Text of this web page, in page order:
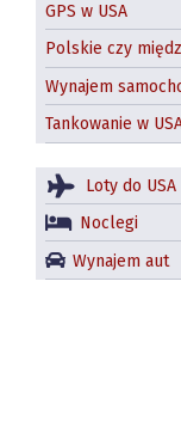
GPS w USA
Polskie czy
Wynajem
Tankowanie w
Loty do USA
Noclegi
Wynajem aut